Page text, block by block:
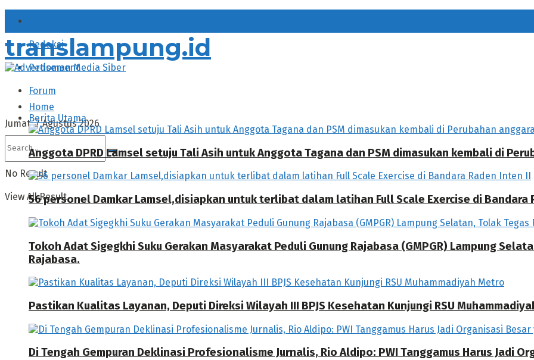
Redaksi
Pedoman Media Siber
Forum
Jumat, 7 Agustus 2026
No Result
View All Result
translampung.id
Home
Berita Utama
Anggota DPRD Lamsel setuju Tali Asih untuk Anggota Tagana dan PSM dimasukan kembali di
56 personel Damkar Lamsel,disiapkan untuk terlibat dalam latihan Full Scale Exercise di Bandara
Tokoh Adat Sigegkhi Suku Gerakan Masyarakat Peduli Gunung Rajabasa (GMPGR) Lampung
Rajabasa.
Pastikan Kualitas Layanan, Deputi Direksi Wilayah III BPJS Kesehatan Kunjungi RSU
Di Tengah Gempuran Deklinasi Profesionalisme Jurnalis, Rio Aldipo: PWI Tanggamus Harus Jadi